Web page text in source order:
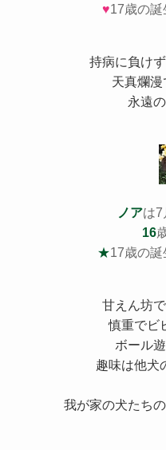
♥17歳の
持病に負け
天真爛
永遠
ノアは7
16
★17歳の
甘えん坊
慎重でビ
ボール
趣味は他犬
我が家の犬たち